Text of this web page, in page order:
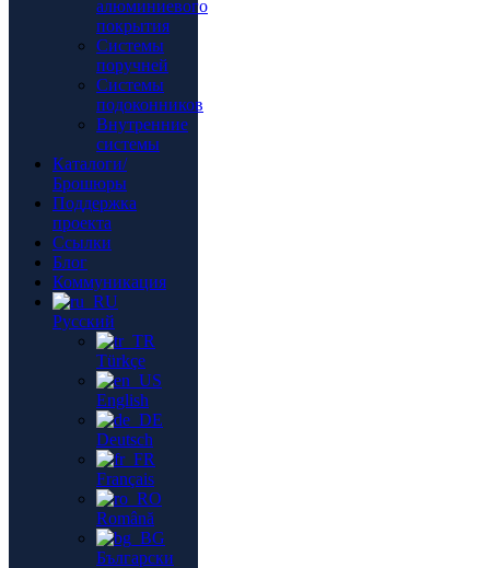
алюминиевого
покрытия
Системы
поручней
Системы
подоконников
Внутренние
системы
Каталоги/
Брошюры
Поддержка
проекта
Ссылки
Блог
Коммуникация
Русский
Türkçe
English
Deutsch
Français
Română
Български